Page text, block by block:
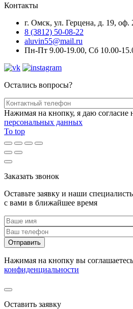
Контакты
г. Омск, ул. Герцена, д. 19, оф.
8 (3812) 50-08-22
aluvin55@mail.ru
Пн-Пт 9.00-19.00, Сб 10.00-
Остались вопросы?
Нажимая на кнопку, я даю согласие
персональных данных
To top
Заказать звонок
Оставьте заявку и наши
с вами в ближайшее время
Нажимая на кнопку вы
конфиденциальности
Оставить заявку